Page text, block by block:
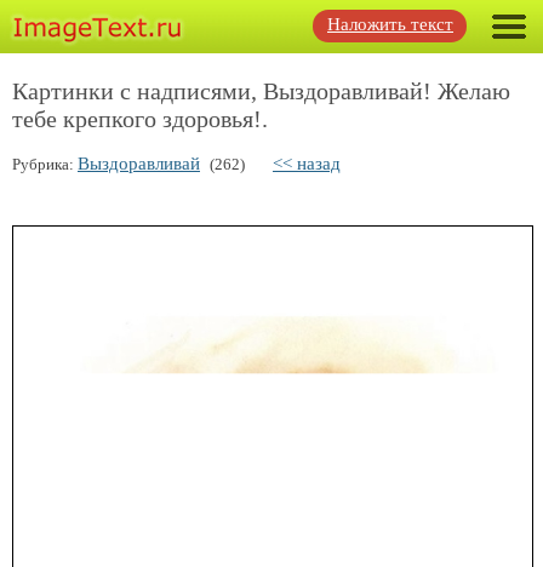
Наложить текст
Картинки с надписями, Выздоравливай! Желаю
тебе крепкого здоровья!.
Рубрика: Выздоравливай (262) << назад